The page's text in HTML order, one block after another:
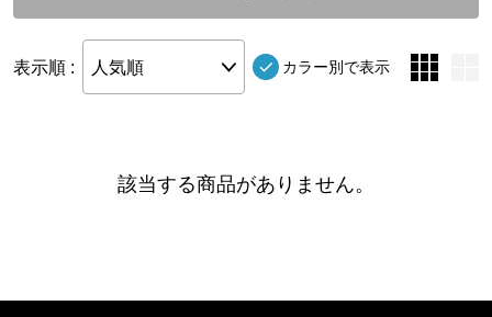
表示順 : 人気順 カラー別で表示
該当する商品がありません。